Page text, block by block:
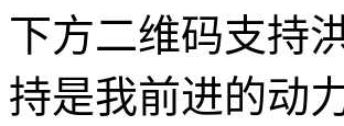
下方二维码支持
持是我前进的动力